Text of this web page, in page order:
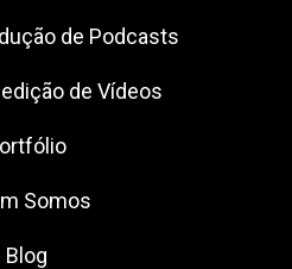
de Podcasts
de Vídeos
Somos
Blog